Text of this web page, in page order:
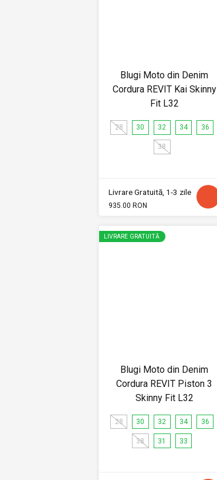
Blugi Moto din Denim
Cordura REVIT Kai Skinny
Fit L32
28 30 32 34 36
38
Livrare Gratuită, 1-3 zile
935.00 RON
LIVRARE GRATUITĂ
Blugi Moto din Denim
Cordura REVIT Piston 3
Skinny Fit L32
28 30 32 34 36
38 31 33